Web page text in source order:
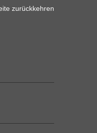
zurückkehren